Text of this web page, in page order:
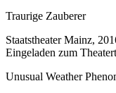
Traurige Zauberer
Staatstheater Mainz,
Eingeladen zum
Unusual Weather